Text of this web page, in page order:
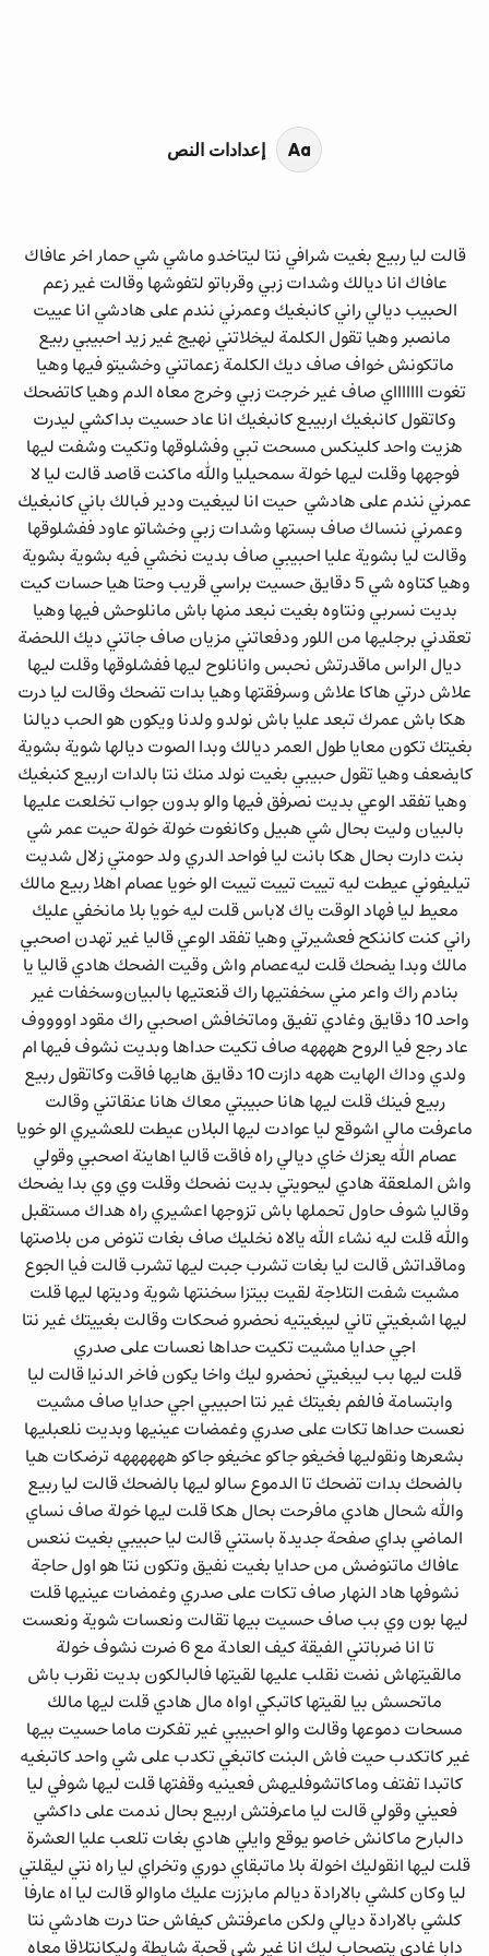
ﻗﺎﻟﺖ ﻟﻴﺎ ربيع ﺑﻐﻴﺖ ﺷﺮﺍﻓﻲ ﻧﺘﺎ ﻟﻴﺘﺎﺧﺪﻭ ﻣﺎﺷﻲ ﺷﻲ ﺣﻤﺎﺭ ﺍﺧﺮ ﻋﺎﻓﺎﻙ
ﻋﺎﻓﺎﻙ ﺍﻧﺎ ﺩﻳﺎﻟﻚ ﻭﺷﺪﺍﺕ ﺯﺑﻲ ﻭﻗﺮﺑﺎﺗﻮ ﻟﺘﻔﻮﺷﻬﺎ ﻭﻗﺎﻟﺖ ﻏﻴﺮ ﺯﻋﻢ
ﺍﻟﺤﺒﻴﺐ ﺩﻳﺎﻟﻲ ﺭﺍﻧﻲ ﻛﺎﻧﺒﻐﻴﻚ ﻭﻋﻤﺮﻧﻲ ﻧﻨﺪﻡ ﻋﻠﻰ ﻫﺎﺩﺷﻲ ﺍﻧﺎ ﻋﻴﻴﺖ
ﻣﺎﻧﺼﺒﺮ ﻭﻫﻴﺎ ﺗﻘﻮﻝ ﺍﻟﻜﻠﻤﺔ ﻟﻴﺨﻼﺗﻨﻲ ﻧﻬﻴﺞ ﻏﻴﺮ ﺯﻳﺪ ﺍﺣﺒﻴﺒﻲ ربيع
ﻣﺎﺗﻜﻮﻧﺶ ﺧﻮﺍﻑ ﺻﺎﻑ ﺩﻳﻚ ﺍﻟﻜﻠﻤﺔ ﺯﻋﻤﺎﺗﻨﻲ ﻭﺧﺸﻴﺘﻮ ﻓﻴﻬﺎ ﻭﻫﻴﺎ
ﺗﻐﻮﺕ ﺍﺍﺍﺍﺍﺍﺍﻱ ﺻﺎﻑ ﻏﻴﺮ ﺧﺮﺟﺖ ﺯﺑﻲ ﻭﺧﺮﺝ ﻣﻌﺎﻩ ﺍﻟﺪﻡ ﻭﻫﻴﺎ ﻛﺎﺗﻀﺤﻚ
ﻭﻛﺎﺗﻘﻮﻝ ﻛﺎﻧﺒﻐﻴﻚ اربيبع ﻛﺎﻧﺒﻐﻴﻚ ﺍﻧﺎ ﻋﺎﺩ ﺣﺴﻴﺖ ﺑﺪﺍﻛﺸﻲ ﻟﻴﺪﺭﺕ
ﻫﺰﻳﺖ ﻭﺍﺣﺪ ﻛﻠﻴﻨﻜﺲ ﻣﺴﺤﺖ ﺗﺒﻲ ﻭﻓﺸﻠﻮﻗﻬﺎ ﻭﺗﻜﻴﺖ ﻭﺷﻔﺖ ﻟﻴﻬﺎ
ﻓﻮﺟﻬﻬﺎ ﻭﻗﻠﺖ ﻟﻴﻬﺎ خولة ﺳﻤﺤﻴﻠﻴﺎ ﻭﺍﻟﻠﻪ ﻣﺎﻛﻨﺖ ﻗﺎﺻﺪ ﻗﺎﻟﺖ ﻟﻴﺎ ﻻ
ﻋﻤﺮﻧﻲ ﻧﻨﺪﻡ ﻋﻠﻰ ﻫﺎﺩﺷﻲ ﺣﻴﺖ ﺍﻧﺎ ﻟﻴﺒﻐﻴﺖ ﻭﺩﻳﺮ ﻓﺒﺎﻟﻚ ﺑﺎﻧﻲ ﻛﺎﻧﺒﻐﻴﻚ
ﻭﻋﻤﺮﻧﻲ ﻧﻨﺴﺎﻙ ﺻﺎﻑ ﺑﺴﺘﻬﺎ ﻭﺷﺪﺍﺕ ﺯﺑﻲ ﻭﺧﺸﺎﺗﻮ ﻋﺎﻭﺩ ﻓﻔﺸﻠﻮﻗﻬﺎ
ﻭﻗﺎﻟﺖ ﻟﻴﺎ ﺑﺸﻮﻳﺔ ﻋﻠﻴﺎ ﺍﺣﺒﻴﺒﻲ ﺻﺎﻑ ﺑﺪﻳﺖ ﻧﺨﺸﻲ ﻓﻴﻪ ﺑﺸﻮﻳﺔ ﺑﺸﻮﻳﺔ
ﻭﻫﻴﺎ ﻛﺘﺎﻭﻩ ﺷﻲ 5 ﺩﻗﺎﻳﻖ ﺣﺴﻴﺖ ﺑﺮﺍﺳﻲ ﻗﺮﻳﺐ ﻭﺣﺘﺎ ﻫﻴﺎ ﺣﺴﺎﺕ ﻛﻴﺖ
ﺑﺪﻳﺖ ﻧﺴﺮﺑﻲ ﻭﻧﺘﺎﻭﻩ ﺑﻐﻴﺖ ﻧﺒﻌﺪ ﻣﻨﻬﺎ ﺑﺎﺵ ﻣﺎﻧﻠﻮﺣﺶ ﻓﻴﻬﺎ ﻭﻫﻴﺎ
ﺗﻌﻘﺪﻧﻲ ﺑﺮﺟﻠﻴﻬﺎ ﻣﻦ ﺍﻟﻠﻮﺭ ﻭﺩﻓﻌﺎﺗﻨﻲ ﻣﺰﻳﺎﻥ ﺻﺎﻑ ﺟﺎﺗﻨﻲ ﺩﻳﻚ ﺍﻟﻠﺤﻀﺔ
ﺩﻳﺎﻝ ﺍﻟﺮﺍﺱ ﻣﺎﻗﺪﺭﺗﺶ ﻧﺤﺒﺲ ﻭﺍﻧﺎﻧﻠﻮﺡ ﻟﻴﻬﺎ ﻓﻔﺸﻠﻮﻗﻬﺎ ﻭﻗﻠﺖ ﻟﻴﻬﺎ
ﻋﻼﺵ ﺩﺭﺗﻲ ﻫﺎﻛﺎ ﻋﻼﺵ ﻭﺳﺮﻓﻘﺘﻬﺎ ﻭﻫﻴﺎ ﺑﺪﺍﺕ ﺗﻀﺤﻚ ﻭﻗﺎﻟﺖ ﻟﻴﺎ ﺩﺭﺕ
ﻫﻜﺎ ﺑﺎﺵ ﻋﻤﺮﻙ ﺗﺒﻌﺪ ﻋﻠﻴﺎ ﺑﺎﺵ ﻧﻮﻟﺪﻭ ﻭﻟﺪﻧﺎ ﻭﻳﻜﻮﻥ ﻫﻮ ﺍﻟﺤﺐ ﺩﻳﺎﻟﻨﺎ
ﺑﻐﻴﺘﻚ ﺗﻜﻮﻥ ﻣﻌﺎﻳﺎ ﻃﻮﻝ ﺍﻟﻌﻤﺮ ﺩﻳﺎﻟﻚ ﻭﺑﺪﺍ ﺍﻟﺼﻮﺕ ﺩﻳﺎﻟﻬﺎ ﺷﻮﻳﺔ ﺑﺸﻮﻳﺔ
ﻛﺎﻳﻀﻌﻒ ﻭﻫﻴﺎ ﺗﻘﻮﻝ ﺣﺒﻴﺒﻲ ﺑﻐﻴﺖ ﻧﻮﻟﺪ ﻣﻨﻚ ﻧﺘﺎ ﺑﺎﻟﺪﺍﺕ اربيع ﻛﻨﺒﻐﻴﻚ
ﻭﻫﻴﺎ ﺗﻔﻘﺪ ﺍﻟﻮﻋﻲ ﺑﺪﻳﺖ ﻧﺼﺮﻓﻖ ﻓﻴﻬﺎ ﻭﺍﻟﻮ ﺑﺪﻭﻥ ﺟﻮﺍﺏ ﺗﺨﻠﻌﺖ ﻋﻠﻴﻬﺎ
ﺑﺎﻟﺒﻴﺎﻥ ﻭﻟﻴﺖ ﺑﺤﺎﻝ ﺷﻲ ﻫﺒﻴﻞ ﻭﻛﺎﻧﻐﻮﺕ خولة خولة ﺣﻴﺖ ﻋﻤﺮ ﺷﻲ
ﺑﻨﺖ ﺩﺍﺭﺕ ﺑﺤﺎﻝ ﻫﻜﺎ ﺑﺎﻧﺖ ﻟﻴﺎ ﻓﻮﺍﺣﺪ ﺍﻟﺪﺭﻱ ﻭﻟﺪ ﺣﻮﻣﺘﻲ ﺯﻻﻝ ﺷﺪﻳﺖ
ﺗﻴﻠﻴﻔﻮﻧﻲ ﻋﻴﻄﺖ ﻟﻴﻪ ﺗﻴﻴﺖ ﺗﻴﻴﺖ ﺗﻴﻴﺖ ﺍﻟﻮ ﺧﻮﻳﺎ ﻋﺼﺎﻡ ﺍﻫﻼ ربيع ﻣﺎﻟﻚ
ﻣﻌﻴﻂ ﻟﻴﺎ ﻓﻬﺎﺩ ﺍﻟﻮﻗﺖ ﻳﺎﻙ ﻻﺑﺎﺱ ﻗﻠﺖ ﻟﻴﻪ ﺧﻮﻳﺎ ﺑﻼ ﻣﺎﻧﺨﻔﻲ ﻋﻠﻴﻚ
ﺭﺍﻧﻲ ﻛﻨﺖ ﻛﺎﻧﻨﻜﺢ ﻓﻌﺸﻴﺮﺗﻲ ﻭﻫﻴﺎ ﺗﻔﻘﺪ ﺍﻟﻮﻋﻲ ﻗﺎﻟﻴﺎ ﻏﻴﺮ ﺗﻬﺪﻥ ﺍﺻﺤﺒﻲ
ﻣﺎﻟﻚ ﻭﺑﺪﺍ ﻳﻀﺤﻚ ﻗﻠﺖ ﻟﻴﻪﻋﺼﺎﻡ ﻭﺍﺵ ﻭﻗﻴﺖ ﺍﻟﻀﺤﻚ ﻫﺎﺩﻱ ﻗﺎﻟﻴﺎ ﻳﺎ
ﺑﻨﺎﺩﻡ ﺭﺍﻙ ﻭﺍﻋﺮ ﻣﻨﻲ ﺳﺨﻔﺘﻴﻬﺎ ﺭﺍﻙ ﻗﻨﻌﺘﻴﻬﺎ ﺑﺎﻟﺒﻴﺎﻥﻭﺳﺨﻔﺎﺕ ﻏﻴﺮ
ﻭﺍﺣﺪ 10 ﺩﻗﺎﻳﻖ ﻭﻏﺎﺩﻱ ﺗﻔﻴﻖ ﻭﻣﺎﺗﺨﺎﻓﺶ ﺍﺻﺤﺒﻲ ﺭﺍﻙ ﻣﻘﻮﺩ ﺍﻭﻭﻭﻭﻑ
ﻋﺎﺩ ﺭﺟﻊ ﻓﻴﺎ ﺍﻟﺮﻭﺡ ﻫﻬﻬﻬﻪ ﺻﺎﻑ ﺗﻜﻴﺖ ﺣﺪﺍﻫﺎ ﻭﺑﺪﻳﺖ ﻧﺸﻮﻑ ﻓﻴﻬﺎ ﺍﻡ
ﻭﻟﺪﻱ ﻭﺩﺍﻙ ﺍﻟﻬﺎﻳﺖ ﻫﻬﻪ ﺩﺍﺯﺕ 10 ﺩﻗﺎﻳﻖ ﻫﺎﻳﻬﺎ ﻓﺎﻗﺖ ﻭﻛﺎﺗﻘﻮﻝ ربيع
ربيع ﻓﻴﻨﻚ ﻗﻠﺖ ﻟﻴﻬﺎ ﻫﺎﻧﺎ ﺣﺒﻴﺒﺘﻲ ﻣﻌﺎﻙ ﻫﺎﻧﺎ ﻋﻨﻘﺎﺗﻨﻲ ﻭﻗﺎﻟﺖ
ﻣﺎﻋﺮﻓﺖ ﻣﺎﻟﻲ ﺍﺷﻮﻗﻊ ﻟﻴﺎ ﻋﻮﺍﺩﺕ ﻟﻴﻬﺎ ﺍﻟﺒﻼﻥ ﻋﻴﻄﺖ ﻟﻠﻌﺸﻴﺮﻱ ﺍﻟﻮ ﺧﻮﻳﺎ
ﻋﺼﺎﻡ ﺍﻟﻠﻪ ﻳﻌﺰﻙ ﺧﺎﻱ ﺩﻳﺎﻟﻲ ﺭﺍﻩ ﻓﺎﻗﺖ ﻗﺎﻟﻴﺎ ﺍﻫﺎﻳﻨﺔ ﺍﺻﺤﺒﻲ ﻭﻗﻮﻟﻲ
ﻭﺍﺵ ﺍﻟﻤﻠﻌﻘﺔ ﻫﺎﺩﻱ ﻟﻴﺤﻮﻳﺘﻲ ﺑﺪﻳﺖ ﻧﻀﺤﻚ ﻭﻗﻠﺖ ﻭﻱ ﻭﻱ ﺑﺪﺍ ﻳﻀﺤﻚ
ﻭﻗﺎﻟﻴﺎ ﺷﻮﻑ ﺣﺎﻭﻝ ﺗﺤﻤﻠﻬﺎ ﺑﺎﺵ ﺗﺰﻭﺟﻬﺎ ﺍﻋﺸﻴﺮﻱ ﺭﺍﻩ ﻫﺪﺍﻙ ﻣﺴﺘﻘﺒﻞ
ﻭﺍﻟﻠﻪ ﻗﻠﺖ ﻟﻴﻪ ﻧﺸﺎﺀ ﺍﻟﻠﻪ ﻳﺎﻻﻩ ﻧﺨﻠﻴﻚ ﺻﺎﻑ ﺑﻐﺎﺕ ﺗﻨﻮﺽ ﻣﻦ ﺑﻼﺻﺘﻬﺎ
ﻭﻣﺎﻗﺪﺍﺗﺶ ﻗﺎﻟﺖ ﻟﻴﺎ ﺑﻐﺎﺕ ﺗﺸﺮﺏ ﺟﺒﺖ ﻟﻴﻬﺎ ﺗﺸﺮﺏ ﻗﺎﻟﺖ ﻓﻴﺎ ﺍﻟﺠﻮﻉ
ﻣﺸﻴﺖ ﺷﻔﺖ ﺍﻟﺘﻼﺟﺔ ﻟﻘﻴﺖ ﺑﻴﺘﺰﺍ ﺳﺨﻨﺘﻬﺎ ﺷﻮﻳﺔ ﻭﺩﻳﺘﻬﺎ ﻟﻴﻬﺎ ﻗﻠﺖ
ﻟﻴﻬﺎ ﺍﺷﺒﻐﻴﺘﻲ ﺗﺎﻧﻲ ﻟﻴﺒﻐﻴﺘﻴﻪ ﻧﺤﻀﺮﻭ ﺿﺤﻜﺎﺕ ﻭﻗﺎﻟﺖ ﺑﻐﻴﻴﺘﻚ ﻏﻴﺮ ﻧﺘﺎ
ﺍﺟﻲ ﺣﺪﺍﻳﺎ ﻣﺸﻴﺖ ﺗﻜﻴﺖ ﺣﺪﺍﻫﺎ ﻧﻌﺴﺎﺕ ﻋﻠﻰ ﺻﺪﺭﻱ
ﻗﻠﺖ ﻟﻴﻬﺎ ﺑﺐ ﻟﻴﺒﻐﻴﺘﻲ ﻧﺤﻀﺮﻭ ﻟﻴﻚ ﻭﺍﺧﺎ ﻳﻜﻮﻥ ﻓﺎﺧﺮ ﺍﻟﺪﻧﻴا ﻗﺎﻟﺖ ﻟﻴﺎ
ﻭﺍﺑﺘﺴﺎﻣﺔ ﻓﺎﻟﻔﻢ ﺑﻐﻴﺘﻚ ﻏﻴﺮ ﻧﺘﺎ ﺍﺣﺒﻴﺒﻲ ﺍﺟﻲ ﺣﺪﺍﻳﺎ ﺻﺎﻑ ﻣﺸﻴﺖ
ﻧﻌﺴﺖ ﺣﺪﺍﻫﺎ ﺗﻜﺎﺕ ﻋﻠﻰ ﺻﺪﺭﻱ ﻭﻏﻤﻀﺎﺕ ﻋﻴﻨﻴﻬﺎ ﻭﺑﺪﻳﺖ ﻧﻠﻌﺒﻠﻴﻬﺎ
ﺑﺸﻌﺮﻫﺎ ﻭﻧﻘﻮﻟﻴﻬﺎ ﻓﺨﻴﻐﻮ ﺟﺎﻛﻮ ﻋﺨﻴﻐﻮ ﺟﺎﻛﻮ ﻫﻬﻬﻬﻬﻬﻪ ﺗﺮﺿﻜﺎﺕ ﻫﻴﺎ
ﺑﺎﻟﻀﺤﻚ ﺑﺪﺍﺕ ﺗﻀﺤﻚ ﺗﺎ ﺍﻟﺪﻣﻮﻉ ﺳﺎﻟﻮ ﻟﻴﻬﺎ ﺑﺎﻟﻀﺤﻚ ﻗﺎﻟﺖ ﻟﻴﺎ ربيع
ﻭﺍﻟﻠﻪ ﺷﺤﺎﻝ ﻫﺎﺩﻱ ﻣﺎﻓﺮﺣﺖ ﺑﺤﺎﻝ ﻫﻜﺎ ﻗﻠﺖ ﻟﻴﻬﺎ خولة ﺻﺎﻑ ﻧﺴﺎﻱ
ﺍﻟﻤﺎﺿﻲ ﺑﺪﺍﻱ ﺻﻔﺤﺔ ﺟﺪﻳﺪﺓ ﺑﺎﺳﺘﻨﻲ ﻗﺎﻟﺖ ﻟﻴﺎ ﺣﺒﻴﺒﻲ ﺑﻐﻴﺖ ﻧﻨﻌﺲ
ﻋﺎﻓﺎﻙ ﻣﺎﺗﻨﻮﺿﺶ ﻣﻦ ﺣﺪﺍﻳﺎ ﺑﻐﻴﺖ ﻧﻔﻴﻖ ﻭﺗﻜﻮﻥ ﻧﺘﺎ ﻫﻮ ﺍﻭﻝ ﺣﺎﺟﺔ
ﻧﺸﻮﻓﻬﺎ ﻫﺎﺩ ﺍﻟﻨﻬﺎﺭ ﺻﺎﻑ ﺗﻜﺎﺕ ﻋﻠﻰ ﺻﺪﺭﻱ ﻭﻏﻤﻀﺎﺕ ﻋﻴﻨﻴﻬﺎ ﻗﻠﺖ
ﻟﻴﻬﺎ ﺑﻮﻥ ﻭﻱ ﺑﺐ ﺻﺎﻑ ﺣﺴﻴﺖ ﺑﻴﻬﺎ ﺗﻘﺎﻟﺖ ﻭﻧﻌﺴﺎﺕ ﺷﻮﻳﺔ ﻭﻧﻌﺴﺖ
ﺗﺎ ﺍﻧﺎ ﺿﺮﺑﺎﺗﻨﻲ ﺍﻟﻔﻴﻘﺔ ﻛﻴﻒ ﺍﻟﻌﺎدﺔ ﻣﻊ 6 ﺿﺮﺕ ﻧﺸﻮﻑ خولة
ﻣﺎﻟﻘﻴﺘﻬﺎﺵ ﻧﻀﺖ ﻧﻘﻠﺐ ﻋﻠﻴﻬﺎ ﻟﻘﻴﺘﻬﺎ ﻓﺎﻟﺒﺎﻟﻜﻮﻥ ﺑﺪﻳﺖ ﻧﻘﺮﺏ ﺑﺎﺵ
ﻣﺎﺗﺤﺴﺶ ﺑﻴﺎ ﻟﻘﻴﺘﻬﺎ ﻛﺎﺗﺒﻜﻲ ﺍﻭﺍﻩ ﻣﺎﻝ ﻫﺎﺩﻱ ﻗﻠﺖ ﻟﻴﻬﺎ ﻣﺎﻟﻚ
ﻣﺴﺤﺎﺕ ﺩﻣﻮﻋﻬﺎ ﻭﻗﺎﻟﺖ ﻭﺍﻟﻮ ﺍﺣﺒﻴﺒﻲ ﻏﻴﺮ ﺗﻔﻜﺮﺕ ﻣﺎﻣﺎ ﺣﺴﻴﺖ ﺑﻴﻬﺎ
ﻏﻴﺮ ﻛﺎﺗﻜﺪﺏ ﺣﻴﺖ ﻓﺎﺵ ﺍﻟﺒﻨﺖ ﻛﺎﺗﺒﻐﻲ ﺗﻜﺪﺏ ﻋﻠﻰ ﺷﻲ ﻭﺍﺣﺪ ﻛﺎﺗﺒﻐﻴﻪ
ﻛﺎﺗﺒﺪﺍ ﺗﻔﺘﻒ ﻭﻣﺎﻛﺎﺗﺸﻮﻓﻠﻴﻬﺶ ﻓﻌﻴﻨﻴﻪ ﻭﻗﻔﺘﻬﺎ ﻗﻠﺖ ﻟﻴﻬﺎ ﺷﻮﻓﻲ ﻟﻴﺎ
ﻓﻌﻴﻨﻲ ﻭﻗﻮﻟﻲ ﻗﺎﻟﺖ ﻟﻴﺎ ﻣﺎﻋﺮﻓﺘﺶ ﺍربيع ﺑﺤﺎﻝ ﻧﺪﻣﺖ ﻋﻠﻰ ﺩﺍﻛﺸﻲ
ﺩﺍﻟﺒﺎﺭﺡ ﻣﺎﻛﺎﻧﺶ ﺧﺎﺻﻮ ﻳﻮﻗﻊ ﻭﺍﻳﻠﻲ ﻫﺎﺩﻱ ﺑﻐﺎﺕ ﺗﻠﻌﺐ ﻋﻠﻴﺎ ﺍﻟﻌﺸﺮﺓ
ﻗﻠﺖ ﻟﻴﻬﺎ ﺍﻧﻘﻮﻟﻴﻚ ﺍخولة ﺑﻼ ﻣﺎﺗﺒﻘﺎﻱ دﻮﺭﻱ ﻭﺗﺨﺮﺍﻱ ﻟﻴﺎ ﺭﺍﻩ ﻧﺘﻲ ﻟﻴﻘﻠﺘﻲ
ﻟﻴﺎ ﻭﻛﺎﻥ ﻛﻠﺸﻲ ﺑﺎﻻﺭﺍﺩﺓ ﺩﻳﺎﻟﻢ ﻣﺎﺑﺰﺯﺕ ﻋﻠﻴﻚ ﻣﺎﻭﺍﻟﻮ ﻗﺎﻟﺖ ﻟﻴﺎ ﺍﻩ ﻋﺎﺭﻓﺎ
ﻛﻠﺸﻲ ﺑﺎﻻﺭﺍﺩﺓ ﺩﻳﺎﻟﻲ ﻭﻟﻜﻦ ﻣﺎﻋﺮﻓﺘﺶ ﻛﻴﻔﺎﺵ ﺣﺘﺎ ﺩﺭﺕ ﻫﺎﺩﺷﻲ ﻧﺘﺎ
ﺩﺍﺑﺎ ﻏﺎﺩﻱ ﻳﺘﺼﺤﺎﺏ ﻟﻴﻚ ﺍﻧﺎ ﻏﻴﺮ ﺷﻲ ﻗﺤﺒﺔ ﺷﺎﻳﻄﺔ ﻭﻟﻴﻜﺎﻧﺘﻼﻗﺎ ﻣﻌﺎﻩ